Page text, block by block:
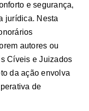
e segurança,
jurídica. Nesta
autores ou
Cíveis e Juizados
da ação envolva
de